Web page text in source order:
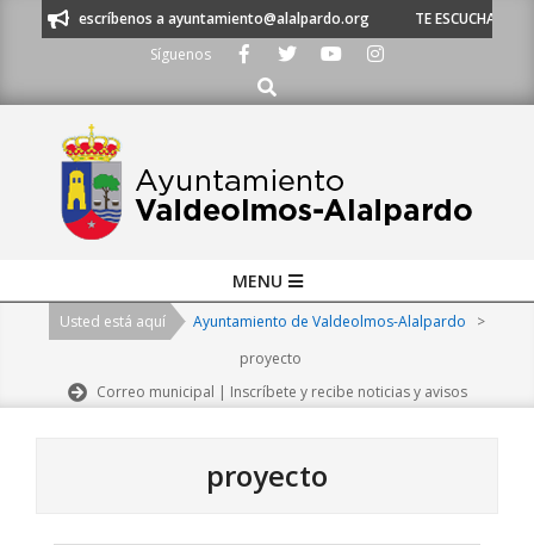
escríbenos a ayuntamiento@alalpardo.org
TE ESCUCHAMOS -
Síguenos
Buscar
Navigation
MENU
Usted está aquí Ayuntamiento de Valdeolmos-Alalpardo
>
proyecto
Correo municipal | Inscríbete y recibe noticias y avisos
proyecto